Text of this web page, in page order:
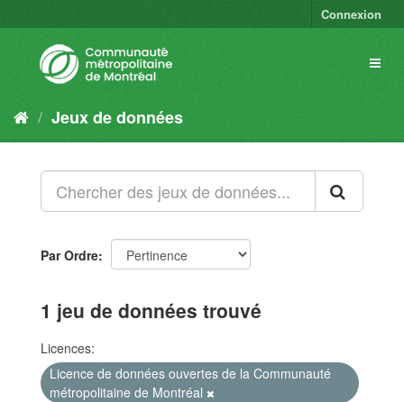
Connexion
Jeux de données
Par Ordre
1 jeu de données trouvé
Licences:
Licence de données ouvertes de la Communauté
métropolitaine de Montréal